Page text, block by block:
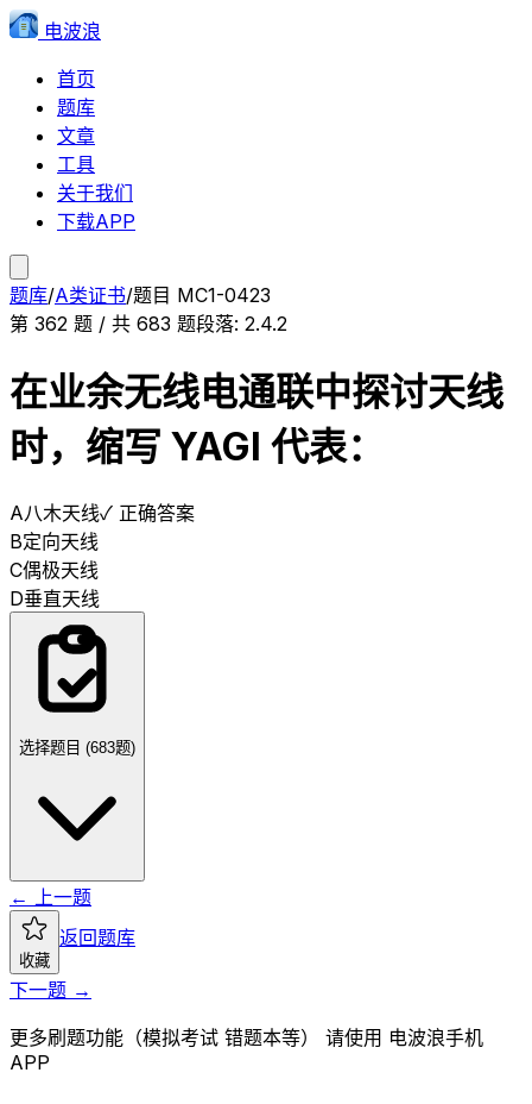
电波浪
首页
题库
文章
工具
关于我们
下载APP
题库/A类证书/题目 MC1-0423
第 362 题 / 共 683 题段落: 2.4.2
在业余无线电通联中探讨天线
时，缩写 YAGI 代表：
A八木天线✓ 正确答案
B定向天线
C偶极天线
D垂直天线
选择题目 (683题)
← 上一题
收藏
返回题库
下一题 →
更多刷题功能（模拟考试 错题本等） 请使用 电波浪手机
APP